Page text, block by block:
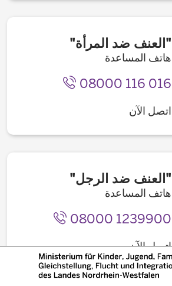
"العنف ضد المرأة"
هاتف المساعدة
08000 116 016
اتصل الآن
"العنف ضد الرجل"
هاتف المساعدة
08000 1239900
اتصل الآن